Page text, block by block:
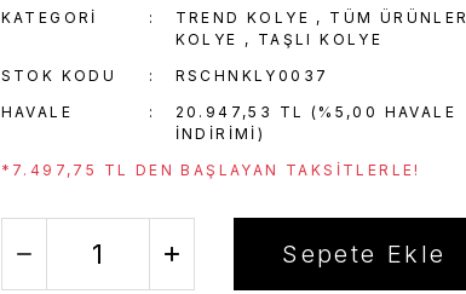
KATEGORI TREND KOLYE , TÜM ÜRÜNLER
KOLYE , TAŞLI KOLYE
STOK KODU
RSCHNKLY0037
HAVALE
20.947,53 TL (%5,00 HAVALE
INDIRIMI)
*7.497,75 TL DEN BAŞLAYAN TAKSITLERLE!
Sepete Ekle